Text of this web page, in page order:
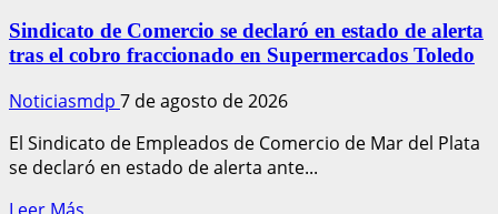
Sindicato de Comercio se declaró en estado de alerta
tras el cobro fraccionado en Supermercados Toledo
Noticiasmdp 7 de agosto de 2026
El Sindicato de Empleados de Comercio de Mar del Plata
se declaró en estado de alerta ante...